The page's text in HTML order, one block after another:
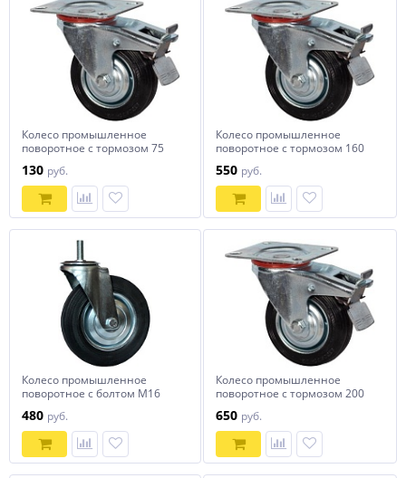
Колесо промышленное
поворотное с тормозом 75
130 руб.
Колесо промышленное
поворотное с тормозом 160
550 руб.
Колесо промышленное
поворотное с болтом М16
480 руб.
Колесо промышленное
поворотное с тормозом 200
650 руб.